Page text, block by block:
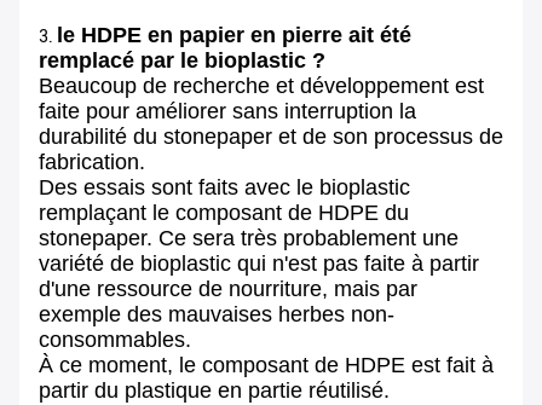
3.
le HDPE en papier en pierre ait été
remplacé par le bioplastic ?
Beaucoup de recherche et développement est
faite pour améliorer sans interruption la
durabilité du stonepaper et de son processus de
fabrication.
Des essais sont faits avec le bioplastic
remplaçant le composant de HDPE du
stonepaper. Ce sera très probablement une
variété de bioplastic qui n'est pas faite à partir
d'une ressource de nourriture, mais par
exemple des mauvaises herbes non-
consommables.
À ce moment, le composant de HDPE est fait à
partir du plastique en partie réutilisé.